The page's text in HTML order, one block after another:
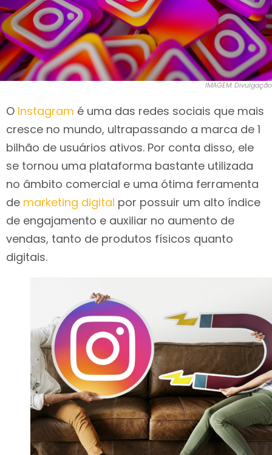
IMAGEM: Divulgação
O Instagram é uma das redes sociais que mais
cresce no mundo, ultrapassando a marca de 1
bilhão de usuários ativos. Por conta disso, ele
se tornou uma plataforma bastante utilizada
no âmbito comercial e uma ótima ferramenta
de marketing digital por possuir um alto índice
de engajamento e auxiliar no aumento de
vendas, tanto de produtos físicos quanto
digitais.